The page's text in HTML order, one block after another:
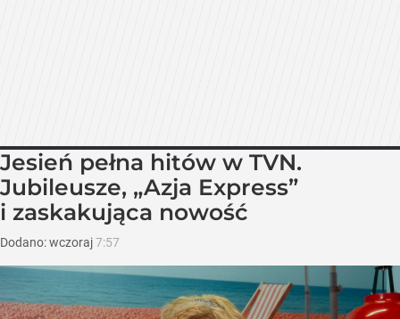
Jesień pełna hitów w TVN.
Jubileusze, „Azja Express”
i zaskakująca nowość
Dodano:wczoraj7:57